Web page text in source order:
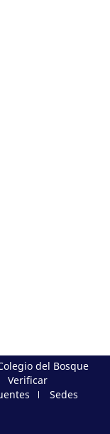
del Bosque
Verificar
Sedes